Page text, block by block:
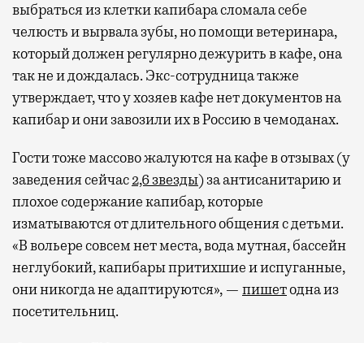
выбраться из клетки капибара сломала себе
челюсть и вырвала зубы, но помощи ветеринара,
который должен регулярно дежурить в кафе, она
так не и дождалась. Экс-сотрудница также
утверждает, что у хозяев кафе нет документов на
капибар и они завозили их в Россию в чемоданах.
Гости тоже массово жалуются на кафе в отзывах (у
заведения сейчас2,6 звезды) за антисанитарию и
плохое содержание капибар, которые
изматываются от длительного общения с детьми.
«В вольере совсем нет места, вода мутная, бассейн
неглубокий, капибары притихшие и испуганные,
они никогда не адаптируются», — пишетодна из
посетительниц.